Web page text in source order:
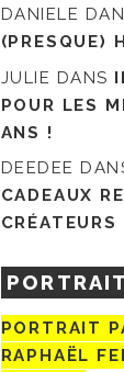
DANIELE
(PRESQUE)
JULIE DANS
POUR LES
ANS !
DEEDEE
CADEAUX
PORTRAIT
RAPHAËL